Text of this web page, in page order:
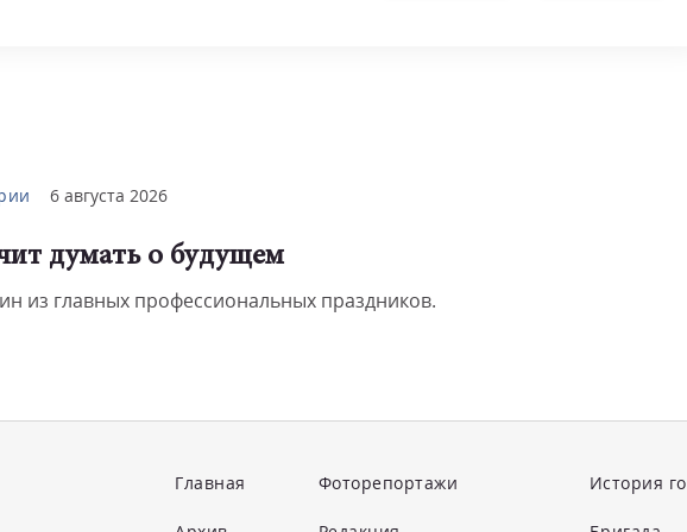
6 августа 2026
думать о будущем
из главных профессиональных праздников.
Главная Фоторепортажи История